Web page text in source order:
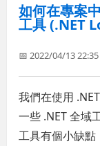
如何在專案
工具 (.NET
📅 2022/04/13 22:35
我們在使用
一些 .NET 全域
工具有個小缺點